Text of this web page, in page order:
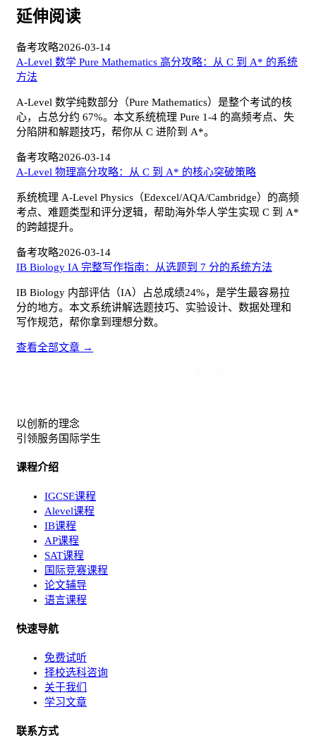
延伸阅读
备考攻略2026-03-14
A-Level 数学 Pure Mathematics 高分攻略：从 C 到 A* 的系统
方法
A-Level 数学纯数部分（Pure Mathematics）是整个考试的核
心，占总分约 67%。本文系统梳理 Pure 1-4 的高频考点、失
分陷阱和解题技巧，帮你从 C 进阶到 A*。
备考攻略2026-03-14
A-Level 物理高分攻略：从 C 到 A* 的核心突破策略
系统梳理 A-Level Physics（Edexcel/AQA/Cambridge）的高频
考点、难题类型和评分逻辑，帮助海外华人学生实现 C 到 A*
的跨越提升。
备考攻略2026-03-14
IB Biology IA 完整写作指南：从选题到 7 分的系统方法
IB Biology 内部评估（IA）占总成绩24%，是学生最容易拉
分的地方。本文系统讲解选题技巧、实验设计、数据处理和
写作规范，帮你拿到理想分数。
查看全部文章 →
以创新的理念
引领服务国际学生
课程介绍
IGCSE课程
Alevel课程
IB课程
AP课程
SAT课程
国际竞赛课程
论文辅导
语言课程
快速导航
免费试听
择校选科咨询
关于我们
学习文章
联系方式